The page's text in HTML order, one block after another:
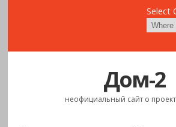
Select
Дом-2
неофициальный сайт о